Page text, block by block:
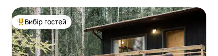
Топ вибір гостей
Вибір гостей